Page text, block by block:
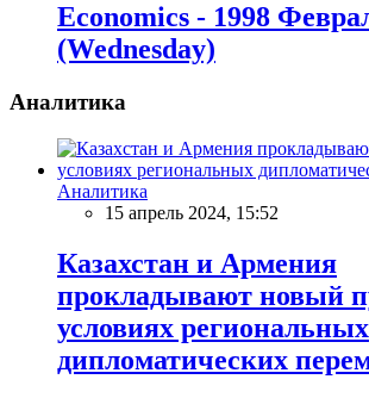
Economics - 1998
(Wednesday)
Аналитика
Аналитика
15 апрель 2024, 15:52
Казахстан и Армения
прокладывают новый
условиях региональных
дипломатических